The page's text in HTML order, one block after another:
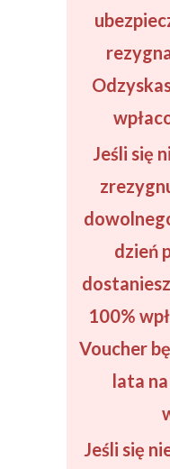
Jeśli się
dzień
100%
Voucher
lata
Jeśli się